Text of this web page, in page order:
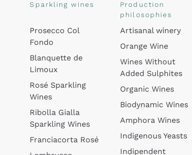
Sparkling wines
Prosecco Col
Fondo
Blanquette de
Limoux
Rosé Sparkling
Wines
Ribolla Gialla
Sparkling Wines
Franciacorta Rosé
Production
philosophies
Artisanal winery
Orange Wine
Wines Without
Added Sulphites
Organic Wines
Biodynamic Wines
Amphora Wines
Indigenous Yeasts
Indipendent